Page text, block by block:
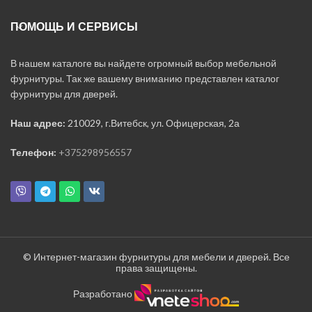
ПОМОЩЬ И СЕРВИСЫ
В нашем каталоге вы найдете огромный выбор мебельной
фурнитуры. Так же вашему вниманию представлен каталог
фурнитуры для дверей.
Наш адрес: 210029, г.Витебск, ул. Офицерская, 2а
Телефон: +375298956557
© Интернет-магазин фурнитуры для мебели и дверей. Все
права защищены.
Разработано